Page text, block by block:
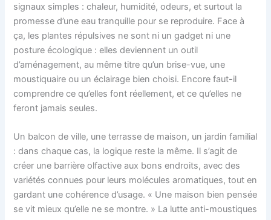
signaux simples : chaleur, humidité, odeurs, et surtout la
promesse d’une eau tranquille pour se reproduire. Face à
ça, les plantes répulsives ne sont ni un gadget ni une
posture écologique : elles deviennent un outil
d’aménagement, au même titre qu’un brise-vue, une
moustiquaire ou un éclairage bien choisi. Encore faut-il
comprendre ce qu’elles font réellement, et ce qu’elles ne
feront jamais seules.
Un balcon de ville, une terrasse de maison, un jardin familial
: dans chaque cas, la logique reste la même. Il s’agit de
créer une barrière olfactive aux bons endroits, avec des
variétés connues pour leurs molécules aromatiques, tout en
gardant une cohérence d’usage. « Une maison bien pensée
se vit mieux qu’elle ne se montre. » La lutte anti-moustiques